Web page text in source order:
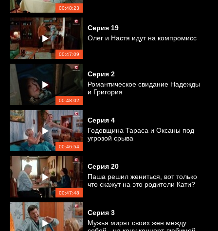
00:48:23
00:47:09
Серия 19
Олег и Настя идут на компромисс
00:48:02
Серия 2
Романтическое свидание Надежды
и Григория
00:46:54
Серия 4
Годовщина Тараса и Оксаны под
угрозой срыва
00:47:48
Серия 20
Паша решил жениться, вот только
что скажут на это родители Кати?
Серия 3
Мужья мирят своих жен между